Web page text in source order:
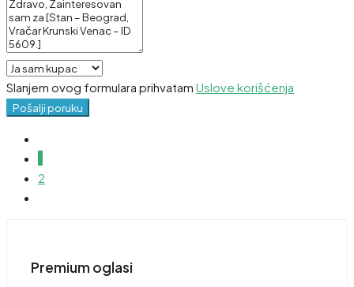
Slanjem ovog formulara prihvatam Uslove korišćenja
Pošalji poruku
2
Premium oglasi